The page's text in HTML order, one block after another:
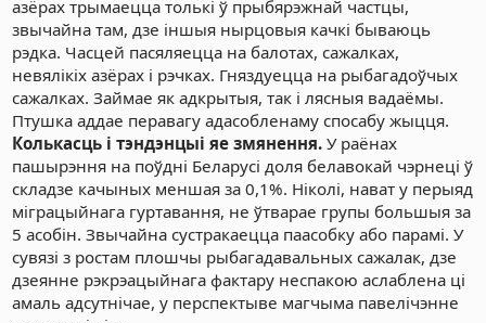
азёрах трымаецца толькі ў прыбярэжнай частцы,
звычайна там, дзе іншыя нырцовыя качкі бываюць
рэдка. Часцей пасяляецца на балотах, сажалках,
невялікіх азёрах і рэчках. Гняздуецца на рыбагадоўчых
сажалках. Займае як адкрытыя, так і лясныя вадаёмы.
Птушка аддае перавагу адасобленаму спосабу жыцця.
Колькасць і тэндэнцыі яе змянення.У раёнах
пашырэння на поўдні Беларусі доля белавокай чэрнеці ў
складзе качыных меншая за 0,1%. Ніколі, нават у перыяд
міграцыйнага гуртавання, не ўтварае групы большыя за
5 асобін. Звычайна сустракаецца паасобку або парамі. У
сувязі з ростам плошчы рыбагадавальных сажалак, дзе
дзеянне рэкрэацыйнага фактару неспакою аслаблена ці
амаль адсутнічае, у перспектыве магчыма павелічэнне